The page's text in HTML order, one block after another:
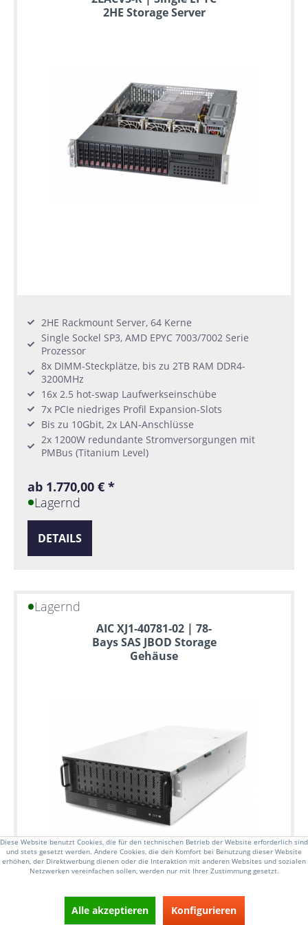
2HE Storage Server
2HE Rackmount Server, 64 Kerne
Single Sockel SP3, AMD EPYC 7003/7002 Serie
Prozessor
8x DIMM-Steckplätze, bis zu 2TB RAM DDR4-
3200MHz
16x 2.5 hot-swap Laufwerkseinschübe
7x PCIe niedriges Profil Expansion-Slots
Bis zu 10Gbit, 2x LAN-Anschlüsse
2x 1200W redundante Stromversorgungen mit
PMBus (Titanium Level)
ab 1.770,00 € *
Lagernd
DETAILS
Lagernd
AIC XJ1-40781-02 | 78-
Bays SAS JBOD Storage
Gehäuse
BESONDERES HIGHLIGHT
Dual Expander
Diese Website benutzt Cookies, die für den technischen Betrieb der Website erforderlich sind
und stets gesetzt werden. Andere Cookies, die den Komfort bei Benutzung dieser Website
erhöhen, der Direktwerbung dienen oder die Interaktion mit anderen Websites und sozialen
Netzwerken vereinfachen sollen, werden nur mit Ihrer Zustimmung gesetzt.
Alle akzeptieren Konfigurieren